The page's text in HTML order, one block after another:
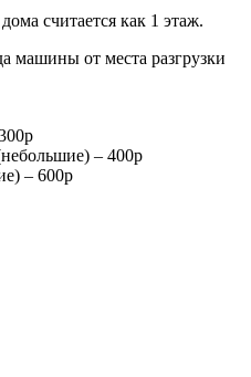
считается как 1 этаж.
машины от места разгрузки
– 400р
– 600р